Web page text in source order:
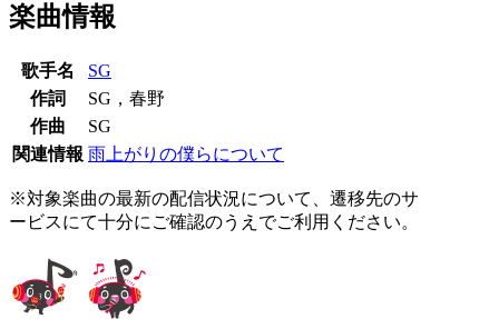
楽曲情報
歌手名
SG
作詞
SG，春野
作曲
SG
関連情報 雨上がりの僕らについて
※対象楽曲の最新の配信状況について、遷移先のサ
ービスにて十分にご確認のうえでご利用ください。